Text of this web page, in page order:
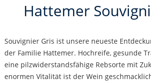
Hattemer
Souvignier Gris ist unsere neueste
der Familie Hattemer. Hochreife, gesunde
eine pilzwiderstandsfähige Rebsorte mit
enormen Vitalität ist der Wein